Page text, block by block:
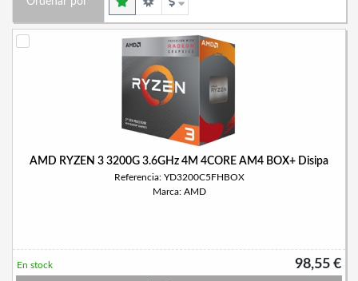
AMD RYZEN 3 3200G 3.6GHz 4M 4CORE AM4 BOX+ Disipa
Referencia: YD3200C5FHBOX
Marca: AMD
98,55 €
En stock